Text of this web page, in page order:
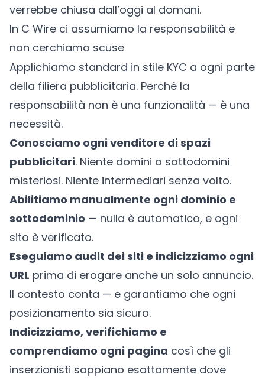
verrebbe chiusa dall’oggi al domani.
In C Wire ci assumiamo la responsabilità e
non cerchiamo scuse
Applichiamo standard in stile KYC a ogni parte
della filiera pubblicitaria. Perché la
responsabilità non è una funzionalità — è una
necessità.
Conosciamo ogni venditore di spazi
pubblicitari. Niente domini o sottodomini
misteriosi. Niente intermediari senza volto.
Abilitiamo manualmente ogni dominio e
sottodominio — nulla è automatico, e ogni
sito è verificato.
Eseguiamo audit dei siti e indicizziamo ogni
URL prima di erogare anche un solo annuncio.
Il contesto conta — e garantiamo che ogni
posizionamento sia sicuro.
Indicizziamo, verifichiamo e
comprendiamo ogni pagina così che gli
inserzionisti sappiano esattamente dove